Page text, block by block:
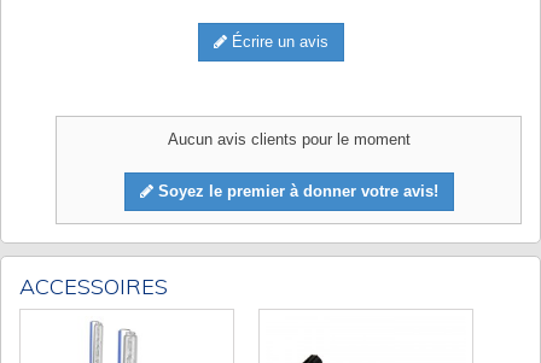
Écrire un avis
Aucun avis clients pour le moment
Soyez le premier à donner votre avis!
ACCESSOIRES